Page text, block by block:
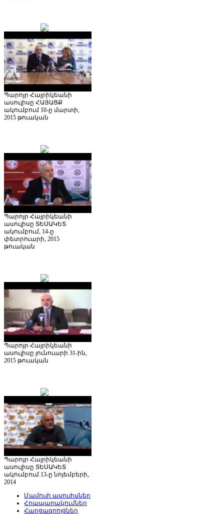
Պարոյր Հայրիկեանի
ասուլիսը ՀԱՅԱՑՔ
ակումբում 10-ը մարտի,
2015 թուական
Պարոյր Հայրիկեանի
ասուլիսը ՏԵՍԱԿԵՏ
ակումբում, 14-ը
փետրուարի, 2015
թուական
Պարոյր Հայրիկեանի
ասուլիսը յունուարի 31-ին,
2015 թուական
Պարոյր Հայրիկեանի
ասուլիսը ՏԵՍԱԿԵՏ
ակումբում 13-ը նոյեմբերի,
2014
Մամուլի ասուլիսներ
Հրապարակումներ
Հարցազրոյցներ